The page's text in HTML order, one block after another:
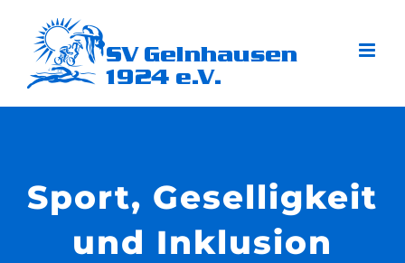
Inhalt
springen
Sport, Geselligkeit
und Inklusion